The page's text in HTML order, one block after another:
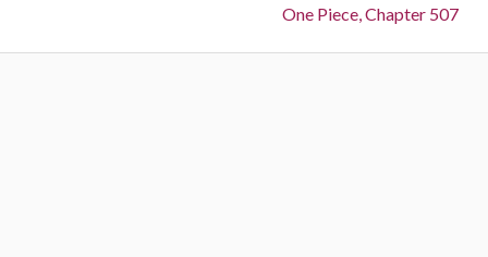
Next:
One Piece, Chapter 507